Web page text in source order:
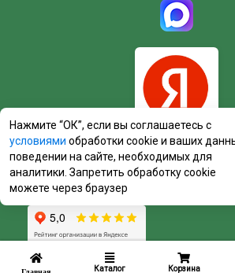
Главная Каталог Корзина
Нажмите “ОК”, если вы соглашаетесь с
условиями обработки cookie и ваших
поведении на сайте, необходимых для
аналитики. Запретить обработку cookie
можете через браузер